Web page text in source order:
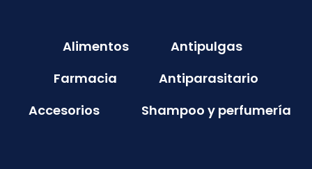
Alimentos
Antipulgas
Farmacia
Antiparasitario
Accesorios
Shampoo y perfumería